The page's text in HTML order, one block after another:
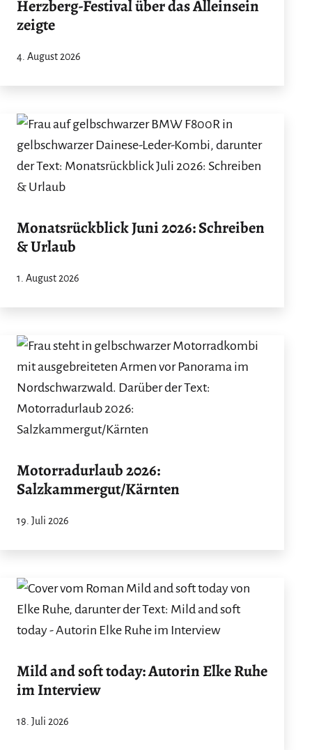
Herzberg-Festival über das Alleinsein
zeigte
4. August 2026
Monatsrückblick Juni 2026: Schreiben
& Urlaub
1. August 2026
Motorradurlaub 2026:
Salzkammergut/Kärnten
19. Juli 2026
Mild and soft today: Autorin Elke Ruhe
im Interview
18. Juli 2026